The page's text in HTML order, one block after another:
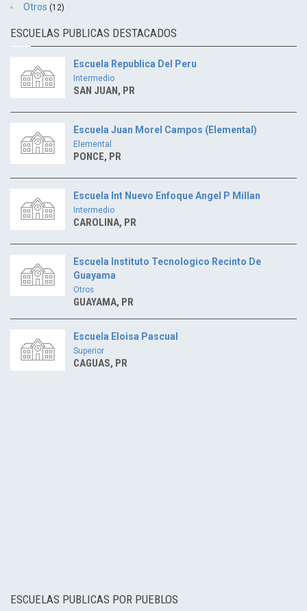
Otros (12)
ESCUELAS PUBLICAS DESTACADOS
Escuela Republica Del Peru
Intermedio
SAN JUAN, PR
Escuela Juan Morel Campos (Elemental)
Elemental
PONCE, PR
Escuela Int Nuevo Enfoque Angel P Millan
Intermedio
CAROLINA, PR
Escuela Instituto Tecnologico Recinto De
Guayama
Otros
GUAYAMA, PR
Escuela Eloisa Pascual
Superior
CAGUAS, PR
ESCUELAS PUBLICAS POR PUEBLOS